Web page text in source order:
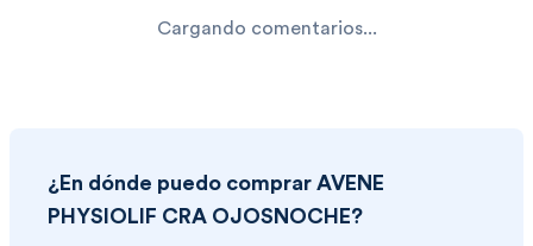
Cargando comentarios...
¿En dónde puedo comprar AVENE
PHYSIOLIF CRA OJOSNOCHE?